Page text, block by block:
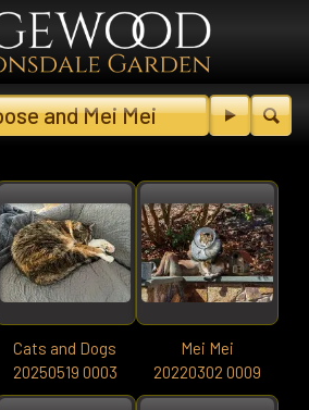
and Mei Mei
Cats and Dogs
20250519 0003
Mei Mei
20220302 0009